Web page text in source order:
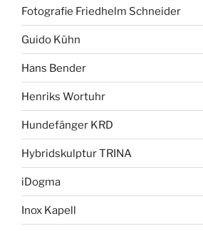
Fotografie Friedhelm Schneider
Guido Kühn
Hans Bender
Henriks Wortuhr
Hundefänger KRD
Hybridskulptur TRINA
iDogma
Inox Kapell